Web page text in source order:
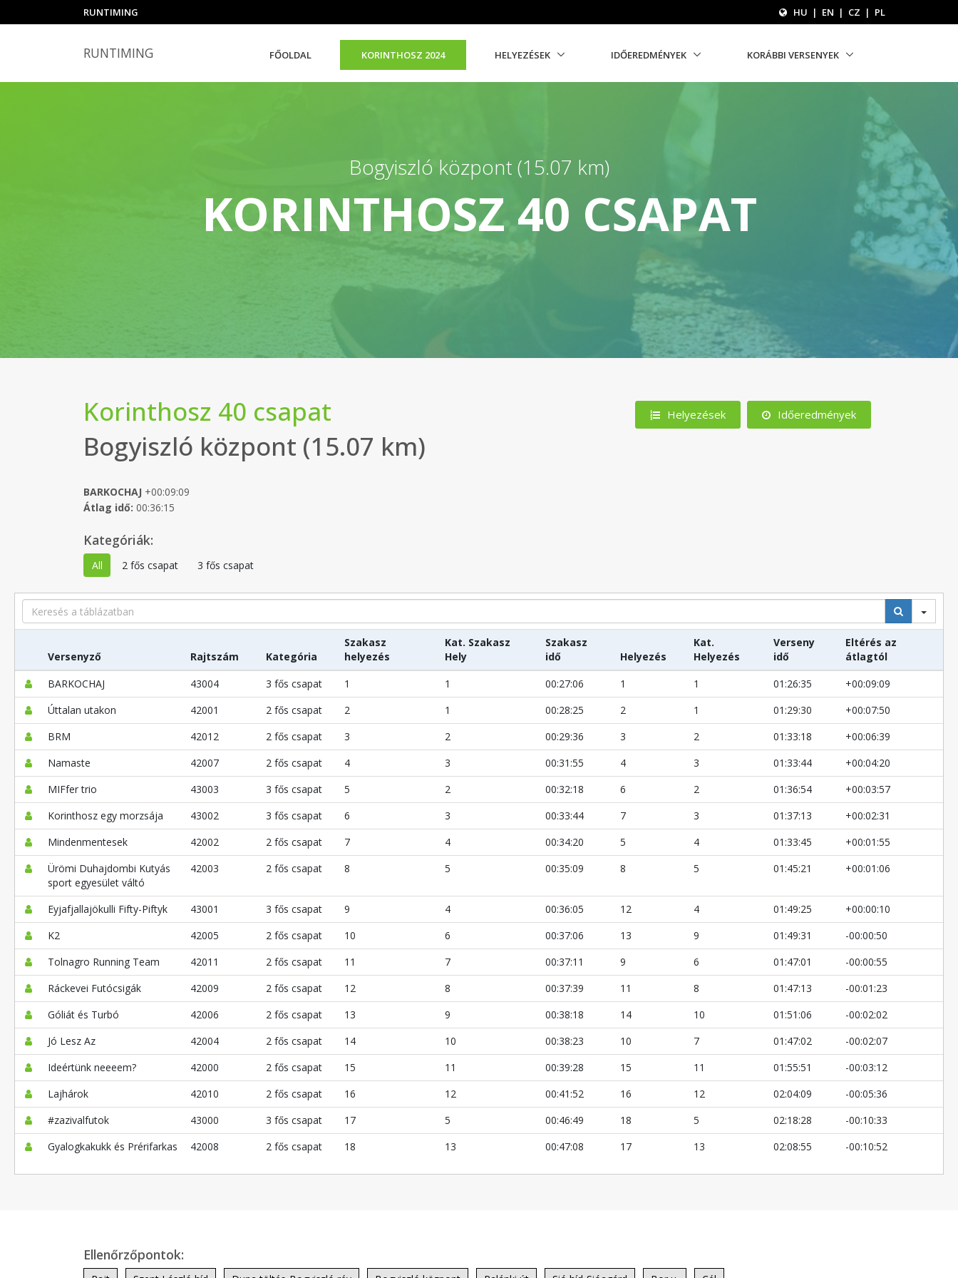
RUNTIMING HU | EN | CZ | PL
RUNTIMING FŐOLDAL KORINTHOSZ 2024 HELYEZÉSEK IDŐEREDMÉNYEK KORÁBBI VERSENYEK
Bogyiszló központ (15.07 km)
KORINTHOSZ 40 CSAPAT
Helyezések Időeredmények
Korinthosz 40 csapat
Bogyiszló központ (15.07 km)
BARKOCHAJ +00:09:09
Átlag idő: 00:36:15
Kategóriák:
All 2 fős csapat 3 fős csapat
Search
Versenyző Rajtszám Kategória
Szakasz
helyezés
Kat. Szakasz
Hely
Szakasz
idő
Helyezés
Kat.
Helyezés
Verseny
idő
Eltérés az
átlagtól
BARKOCHAJ
43004 3 fős csapat 1 1 00:27:06 1 1 01:26:35
+00:09:09
Úttalan utakon
42001 2 fős csapat 2 1 00:28:25 2 1 01:29:30
+00:07:50
BRM
42012 2 fős csapat 3 2 00:29:36 3 2 01:33:18
+00:06:39
Namaste
42007 2 fős csapat 4 3 00:31:55 4 3 01:33:44
+00:04:20
MIFfer trio
43003 3 fős csapat 5 2 00:32:18 6 2 01:36:54
+00:03:57
Korinthosz egy morzsája
43002 3 fős csapat 6 3 00:33:44 7 3 01:37:13
+00:02:31
Mindenmentesek
42002 2 fős csapat 7 4 00:34:20 5 4 01:33:45
+00:01:55
Ürömi Duhajdombi Kutyás
sport egyesület váltó
42003 2 fős csapat 8 5 00:35:09 8 5 01:45:21 +00:01:06
Eyjafjallajökulli Fifty-Piftyk 43001 3 fős csapat 9 4 00:36:05 12 4 01:49:25
+00:00:10
K2
42005 2 fős csapat 10 6 00:37:06 13 9 01:49:31
-00:00:50
Tolnagro Running Team
42011 2 fős csapat 11 7 00:37:11 9 6 01:47:01
-00:00:55
Ráckevei Futócsigák
42009 2 fős csapat 12 8 00:37:39 11 8 01:47:13
-00:01:23
Góliát és Turbó
42006 2 fős csapat 13 9 00:38:18 14 10 01:51:06
-00:02:02
Jó Lesz Az
42004 2 fős csapat 14 10 00:38:23 10 7 01:47:02
-00:02:07
Ideértünk neeeem?
42000 2 fős csapat 15 11 00:39:28 15 11 01:55:51
-00:03:12
Lajhárok
42010 2 fős csapat 16 12 00:41:52 16 12 02:04:09
-00:05:36
#zazivalfutok
43000 3 fős csapat 17 5 00:46:49 18 5 02:18:28
-00:10:33
Gyalogkakukk és Prérifarkas
42008 2 fős csapat 18 13 00:47:08 17 13 02:08:55 -00:10:52
Ellenőrzőpontok: